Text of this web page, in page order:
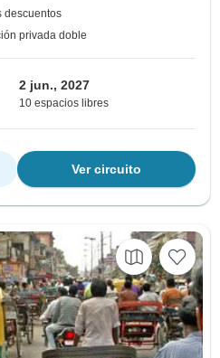
descuentos
privada doble
2 jun., 2027
10 espacios libres
Ver circuito